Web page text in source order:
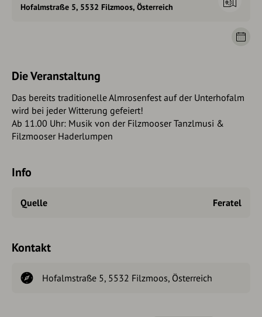
Hofalmstraße 5, 5532 Filzmoos, Österreich
Die Veranstaltung
Das bereits traditionelle Almrosenfest auf der Unterhofalm
wird bei jeder Witterung gefeiert!
Ab 11.00 Uhr: Musik von der Filzmooser Tanzlmusi &
Filzmooser Haderlumpen
Info
Quelle Feratel
Kontakt
Hofalmstraße 5, 5532 Filzmoos, Österreich